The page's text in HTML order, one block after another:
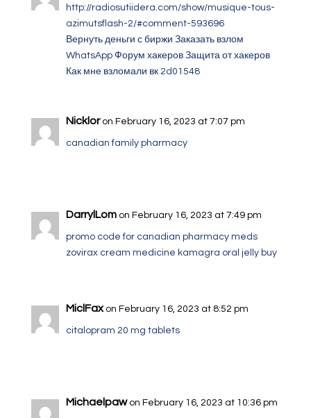
http://radiosutiidera.com/show/musique-tous-
azimutsflash-2/#comment-593696
Вернуть деньги с биржи Заказать взлом
WhatsApp Форум хакеров Защита от хакеров
Как мне взломали вк2d01548
Nicklor on February 16, 2023 at 7:07 pm
canadian family pharmacy
DarrylLom on February 16, 2023 at 7:49 pm
promo code for canadian pharmacy meds
zovirax cream medicine kamagra oral jelly buy
MiclFax on February 16, 2023 at 8:52 pm
citalopram 20 mg tablets
Michaelpaw on February 16, 2023 at 10:36 pm